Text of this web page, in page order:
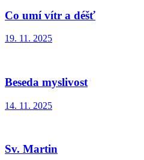
Co umí vítr a déšť
19. 11. 2025
Beseda myslivost
14. 11. 2025
Sv. Martin